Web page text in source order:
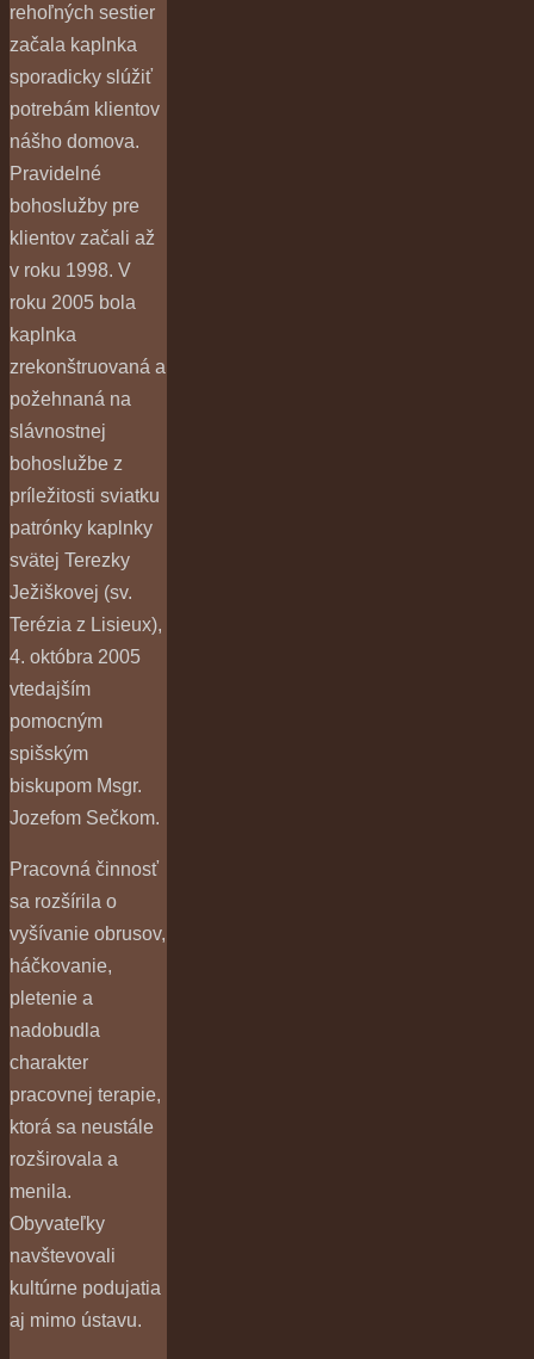
rehoľných sestier
začala kaplnka
sporadicky slúžiť
potrebám klientov
nášho domova.
Pravidelné
bohoslužby pre
klientov začali až
v roku 1998. V
roku 2005 bola
kaplnka
zrekonštruovaná a
požehnaná na
slávnostnej
bohoslužbe z
príležitosti sviatku
patrónky kaplnky
svätej Terezky
Ježiškovej (sv.
Terézia z Lisieux),
4. októbra 2005
vtedajším
pomocným
spišským
biskupom Msgr.
Jozefom Sečkom.
Pracovná činnosť
sa rozšírila o
vyšívanie obrusov,
háčkovanie,
pletenie a
nadobudla
charakter
pracovnej terapie,
ktorá sa neustále
rozširovala a
menila.
Obyvateľky
navštevovali
kultúrne podujatia
aj mimo ústavu.